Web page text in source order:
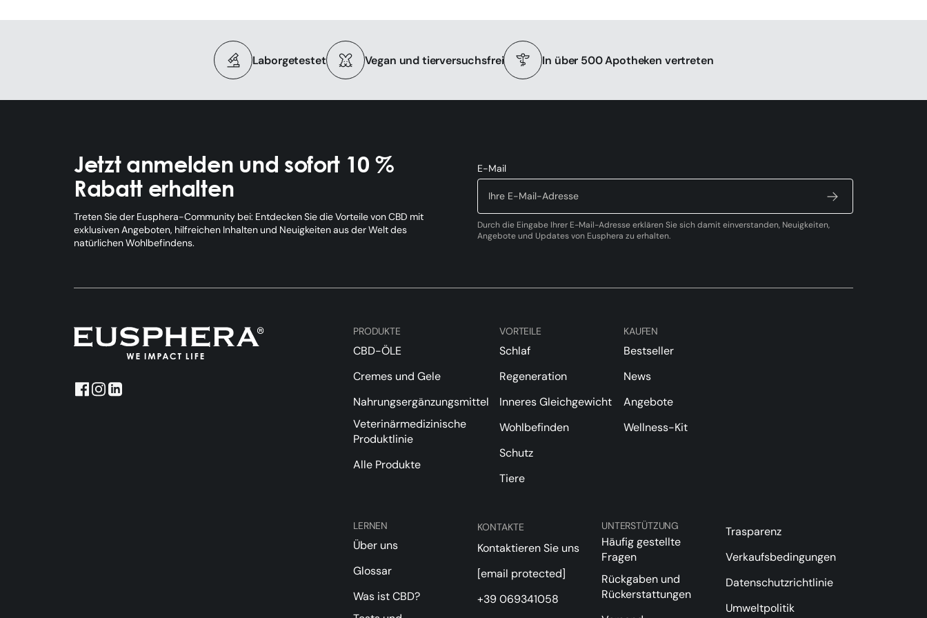
Laborgetestet Vegan und tierversuchsfrei In über 500 Apotheken vertreten
Jetzt anmelden und sofort 10 %
Rabatt erhalten
Treten Sie der Eusphera-Community bei: Entdecken Sie die Vorteile von CBD mit
exklusiven Angeboten, hilfreichen Inhalten und Neuigkeiten aus der Welt des
natürlichen Wohlbefindens.
E-Mail
Durch die Eingabe Ihrer E-Mail-Adresse erklären Sie sich damit einverstanden, Neuigkeiten,
Angebote und Updates von Eusphera zu erhalten.
PRODUKTE
CBD-ÖLE
Cremes und Gele
Nahrungsergänzungsmittel
Veterinärmedizinische
Produktlinie
Alle Produkte
VORTEILE
Schlaf
Regeneration
Inneres Gleichgewicht
Wohlbefinden
Schutz
Tiere
KAUFEN
Bestseller
News
Angebote
Wellness-Kit
LERNEN
Über uns
Glossar
Was ist CBD?
KONTAKTE
Kontaktieren Sie uns
[email protected]
+39 069341058
UNTERSTÜTZUNG
Häufig gestellte
Fragen
Rückgaben und
Rückerstattungen
Trasparenz
Verkaufsbedingungen
Datenschutzrichtlinie
Umweltpolitik